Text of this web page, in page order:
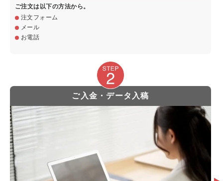
ご注文は以下の方法から。
注文フォーム
メール
お電話
ご入金・データ入稿